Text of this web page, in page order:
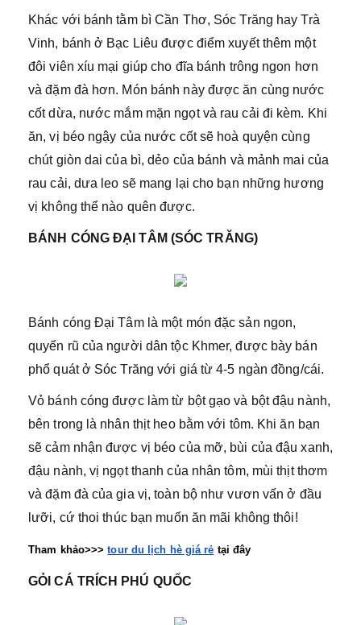
Khác với bánh tằm bì Cần Thơ, Sóc Trăng hay Trà
Vinh, bánh ở Bạc Liêu được điểm xuyết thêm một
đôi viên xíu mại giúp cho đĩa bánh trông ngon hơn
và đặm đà hơn. Món bánh này được ăn cùng nước
cốt dừa, nước mắm mặn ngọt và rau cải đi kèm. Khi
ăn, vị béo ngậy của nước cốt sẽ hoà quyện cùng
chút giòn dai của bì, dẻo của bánh và mảnh mai của
rau cải, dưa leo sẽ mang lại cho bạn những hương
vị không thể nào quên được.
BÁNH CÓNG ĐẠI TÂM (SÓC TRĂNG)
Bánh cóng Đại Tâm là một món đặc sản ngon,
quyến rũ của người dân tộc Khmer, được bày bán
phổ quát ở Sóc Trăng với giá từ 4-5 ngàn đồng/cái.
Vỏ bánh cóng được làm từ bột gạo và bột đậu nành,
bên trong là nhân thịt heo bằm với tôm. Khi ăn bạn
sẽ cảm nhận được vị béo của mỡ, bùi của đậu xanh,
đậu nành, vị ngọt thanh của nhân tôm, mùi thịt thơm
và đặm đà của gia vị, toàn bộ như vươn vấn ở đầu
lưỡi, cứ thoi thúc bạn muốn ăn mãi không thôi!
Tham khảo>>> tour du lịch hè giá rẻ tại đây
GỎI CÁ TRÍCH PHÚ QUỐC